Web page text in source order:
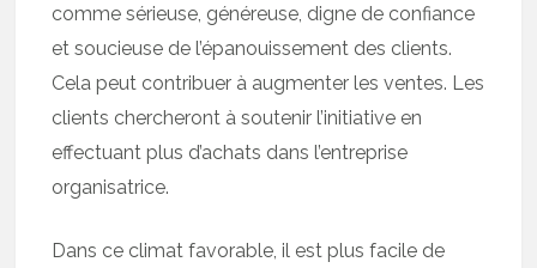
comme sérieuse, généreuse, digne de confiance
et soucieuse de l’épanouissement des clients.
Cela peut contribuer à augmenter les ventes. Les
clients chercheront à soutenir l’initiative en
effectuant plus d’achats dans l’entreprise
organisatrice.
Dans ce climat favorable, il est plus facile de